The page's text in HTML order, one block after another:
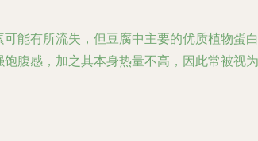
能有所流失，但豆腐中主要的优质植物蛋
腹感，加之其本身热量不高，因此常被视